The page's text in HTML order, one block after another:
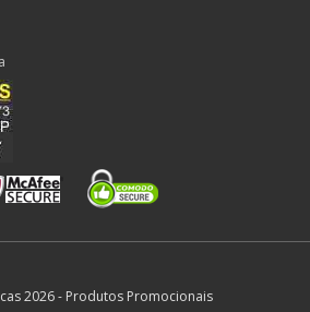
2026 - Produtos Promocionais